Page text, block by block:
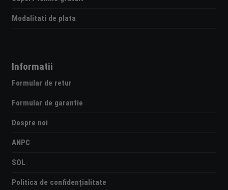
Modalitati de plata
Informatii
Formular de retur
Formular de garantie
Despre noi
ANPC
SOL
Politica de confidențialitate